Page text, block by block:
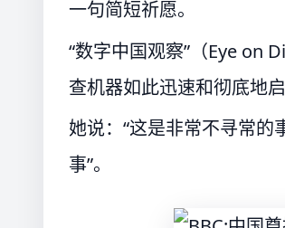
一句简短祈愿。
“数字中国观察”（Eye on
查机器如此迅速和彻底地
她说：“这是非常不寻常的
事”。